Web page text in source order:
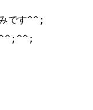
です^^;
^^;^^;